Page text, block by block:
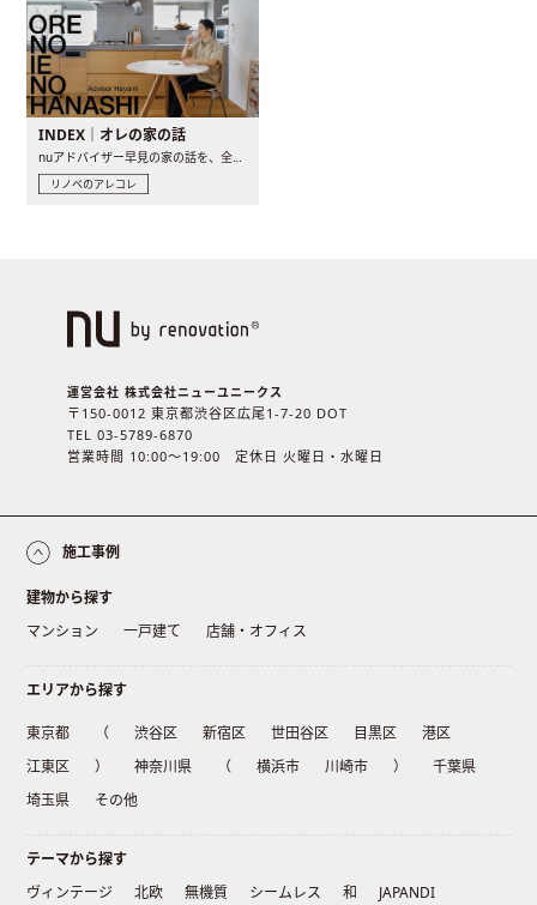
INDEX｜オレの家の話
nuアドバイザー早見の家の話を、全4話でお届け。リノベーションを..
リノベのアレコレ
運営会社 株式会社ニューユニークス
〒150-0012 東京都渋谷区広尾1-7-20 DOT
TEL 03-5789-6870
営業時間 10:00〜19:00 定休日 火曜日・水曜日
施工事例
建物から探す
マンション
一戸建て 店舗・オフィス
エリアから探す
東京都 （ 渋谷区 新宿区 世田谷区 目黒区
港区
江東区
） 神奈川県 （ 横浜市 川崎市 ）
千葉県
埼玉県
その他
テーマから探す
ヴィンテージ
北欧 無機質 シームレス 和
JAPANDI